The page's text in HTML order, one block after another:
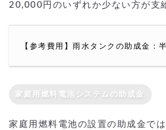
20,000円のいずれか少ない方が支
【参考費用】雨水タンクの助成金：
家庭用燃料電池システムの助成金
家庭用燃料電池の設置の助成金で